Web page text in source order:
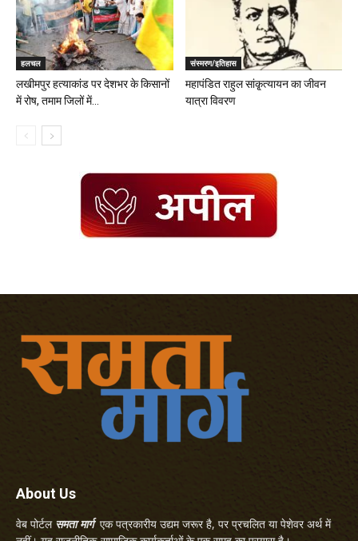
हलचल
लखीमपुर हत्याकांड पर देशभर के किसानों
में रोष, तमाम जिलों में...
संस्मरण/इतिहास
महापंडित राहुल सांकृ्त्यायन का जीवन
यात्रा विवरण
About Us
वेब पोर्टल समता मार्गएक पत्रकारीय उद्यम जरूर है, पर प्रचलित या पेशेवर अर्थ में